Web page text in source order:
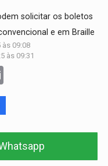
solicitar os boletos
e em Braille
às 09:08
às 09:31